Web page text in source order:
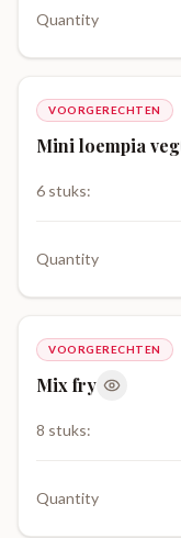
Quantity
VOORGERECHTEN
Mini loempia veg
6 stuks:
Quantity
VOORGERECHTEN
Mix fry
8 stuks:
Quantity